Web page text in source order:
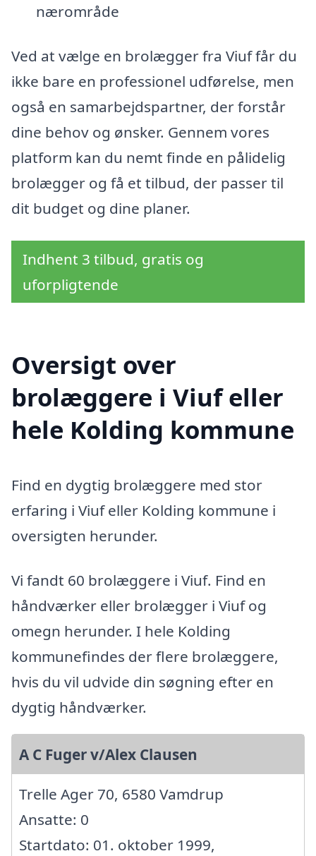
nærområde
Ved at vælge en brolægger fra Viuf får du
ikke bare en professionel udførelse, men
også en samarbejdspartner, der forstår
dine behov og ønsker. Gennem vores
platform kan du nemt finde en pålidelig
brolægger og få et tilbud, der passer til
dit budget og dine planer.
Indhent 3 tilbud, gratis og
uforpligtende
Oversigt over
brolæggere i Viuf eller
hele Kolding kommune
Find en dygtig brolæggere med stor
erfaring i Viuf eller Kolding kommune i
oversigten herunder.
Vi fandt 60 brolæggere i Viuf. Find en
håndværker eller brolægger i Viuf og
omegn herunder. I hele Kolding
kommunefindes der flere brolæggere,
hvis du vil udvide din søgning efter en
dygtig håndværker.
A C Fuger v/Alex Clausen
Trelle Ager 70, 6580 Vamdrup
Ansatte: 0
Startdato: 01. oktober 1999,